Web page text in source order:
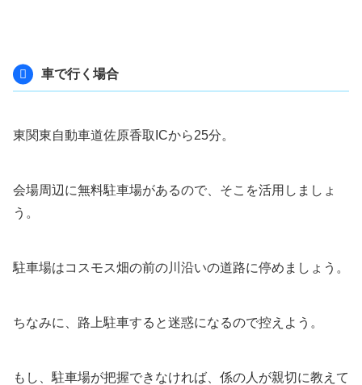
車で行く場合
東関東自動車道佐原香取ICから25分。
会場周辺に無料駐車場があるので、そこを活用しましょ
う。
駐車場はコスモス畑の前の川沿いの道路に停めましょう。
ちなみに、路上駐車すると迷惑になるので控えよう。
もし、駐車場が把握できなければ、係の人が親切に教えて